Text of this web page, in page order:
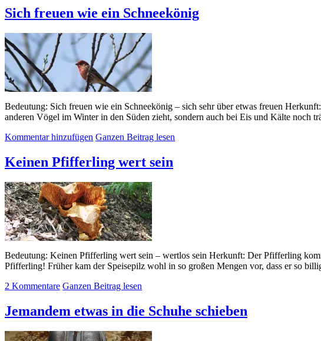
Sich freuen wie ein Schneekönig
Bedeutung: Sich freuen wie ein Schneekönig – sich sehr über etwas freuen
anderen Vögel im Winter in den Süden zieht, sondern auch bei Eis und Kälte noch
Kommentar hinzufügen Ganzen Beitrag lesen
Keinen Pfifferling wert sein
Bedeutung: Keinen Pfifferling wert sein – wertlos sein Herkunft: Der Pfifferling
Pfifferling! Früher kam der Speisepilz wohl in so großen Mengen vor, dass er so
2 Kommentare Ganzen Beitrag lesen
Jemandem etwas in die Schuhe schieben